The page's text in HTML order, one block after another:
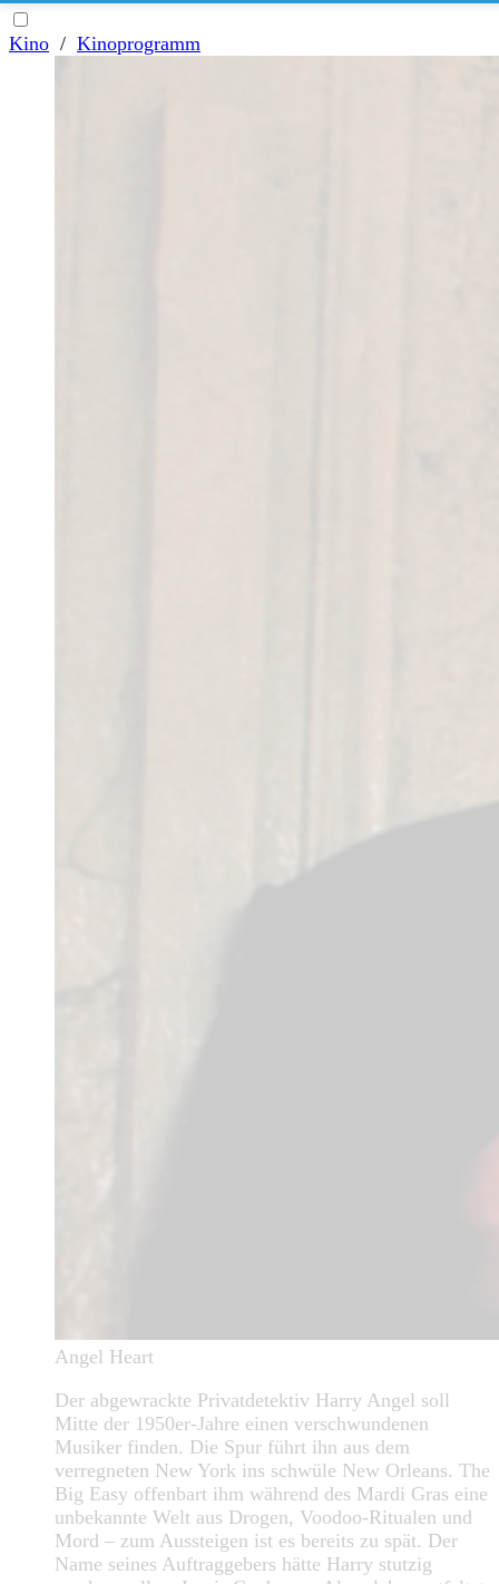
Kino / Kinoprogramm
Angel Heart
Der abgewrackte Privatdetektiv Harry Angel soll
Mitte der 1950er-Jahre einen verschwundenen
Musiker finden. Die Spur führt ihn aus dem
verregneten New York ins schwüle New Orleans. The
Big Easy offenbart ihm während des Mardi Gras eine
unbekannte Welt aus Drogen, Voodoo-Ritualen und
Mord – zum Aussteigen ist es bereits zu spät. Der
Name seines Auftraggebers hätte Harry stutzig